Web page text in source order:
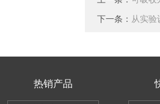
下一条： 从实验
热销产品